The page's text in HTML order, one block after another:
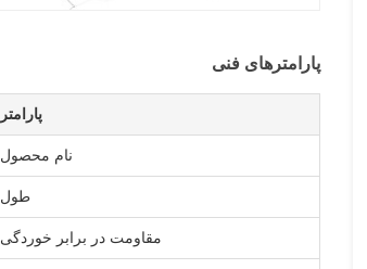
پارامترهای فنی
پارامتر
نام محصول
طول
مقاومت در برابر خوردگی